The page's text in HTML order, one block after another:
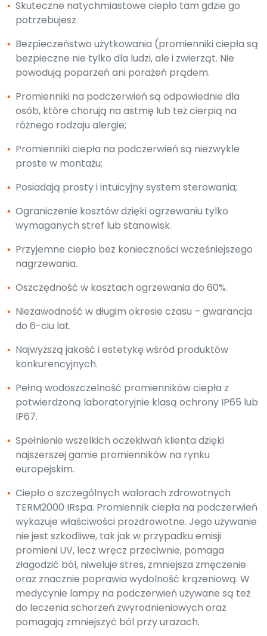
▪ Skuteczne natychmiastowe ciepło tam gdzie go
potrzebujesz.
▪ Bezpieczeństwo użytkowania (promienniki ciepła są
bezpieczne nie tylko dla ludzi, ale i zwierząt. Nie
powodują poparzeń ani porażeń prądem.
▪ Promienniki na podczerwień są odpowiednie dla
osób, które chorują na astmę lub też cierpią na
różnego rodzaju alergie;
▪ Promienniki ciepła na podczerwień są niezwykle
proste w montażu;
▪ Posiadają prosty i intuicyjny system sterowania;
▪ Ograniczenie kosztów dzięki ogrzewaniu tylko
wymaganych stref lub stanowisk.
▪ Przyjemne ciepło bez konieczności wcześniejszego
nagrzewania.
▪ Oszczędność w kosztach ogrzewania do 60%.
▪ Niezawodność w długim okresie czasu – gwarancja
do 6-ciu lat.
▪ Najwyższą jakość i estetykę wśród produktów
konkurencyjnych.
▪ Pełną wodoszczelność promienników ciepła z
potwierdzoną laboratoryjnie klasą ochrony IP65 lub
IP67.
▪ Spełnienie wszelkich oczekiwań klienta dzięki
najszerszej gamie promienników na rynku
europejskim.
▪ Ciepło o szczególnych walorach zdrowotnych
TERM2000 IRspa. Promiennik ciepła na podczerwień
wykazuje właściwości prozdrowotne. Jego używanie
nie jest szkodliwe, tak jak w przypadku emisji
promieni UV, lecz wręcz przeciwnie, pomaga
złagodzić ból, niweluje stres, zmniejsza zmęczenie
oraz znacznie poprawia wydolność krążeniową. W
medycynie lampy na podczerwień używane są też
do leczenia schorzeń zwyrodnieniowych oraz
pomagają zmniejszyć ból przy urazach.